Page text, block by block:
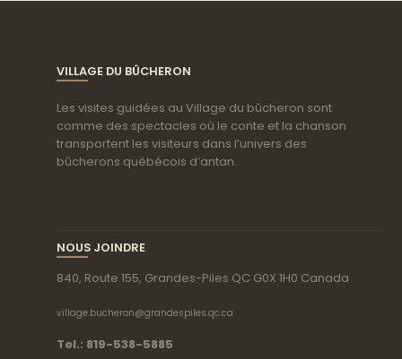
VILLAGE DU BÛCHERON
Les visites guidées au Village du bûcheron sont
comme des spectacles où le conte et la chanson
transportent les visiteurs dans l’univers des
bûcherons québécois d’antan.
NOUS JOINDRE
840, Route 155, Grandes-Piles QC G0X 1H0 Canada
village.bucheron@grandespiles.qc.ca
Tel.: 819-538-5885